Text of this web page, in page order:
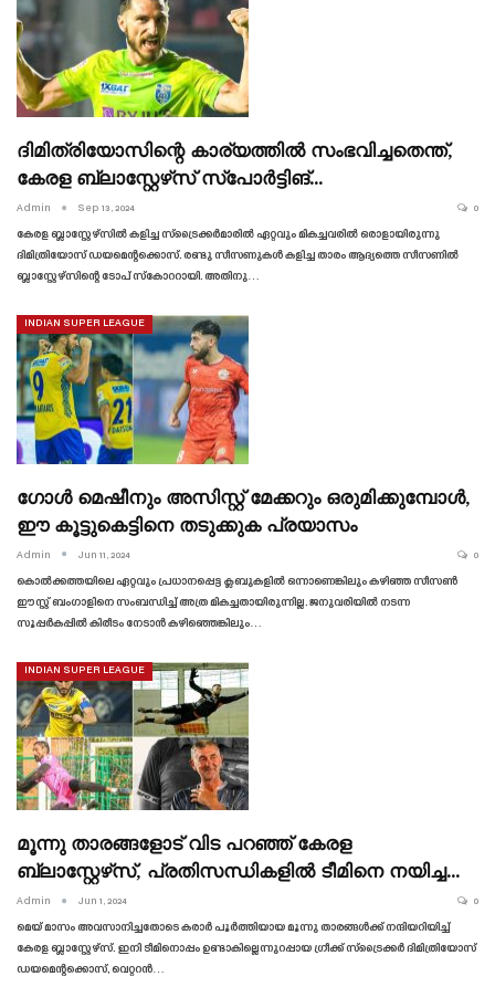
ദിമിത്രിയോസിന്റെ കാര്യത്തിൽ സംഭവിച്ചതെന്ത്,
കേരള ബ്ലാസ്റ്റേഴ്‌സ് സ്പോർട്ടിങ്…
Admin Sep 13, 2024 0
കേരള ബ്ലാസ്റ്റേഴ്‌സിൽ കളിച്ച സ്‌ട്രൈക്കർമാരിൽ ഏറ്റവും മികച്ചവരിൽ ഒരാളായിരുന്നു
ദിമിത്രിയോസ് ഡയമെന്റക്കൊസ്. രണ്ടു സീസണുകൾ കളിച്ച താരം ആദ്യത്തെ സീസണിൽ
ബ്ലാസ്റ്റേഴ്‌സിന്റെ ടോപ് സ്കോററായി. അതിനു…
INDIAN SUPER LEAGUE
ഗോൾ മെഷീനും അസിസ്റ്റ് മേക്കറും ഒരുമിക്കുമ്പോൾ,
ഈ കൂട്ടുകെട്ടിനെ തടുക്കുക പ്രയാസം
Admin Jun 11, 2024 0
കൊൽക്കത്തയിലെ ഏറ്റവും പ്രധാനപ്പെട്ട ക്ലബുകളിൽ ഒന്നാണെങ്കിലും കഴിഞ്ഞ സീസൺ
ഈസ്റ്റ് ബംഗാളിനെ സംബന്ധിച്ച് അത്ര മികച്ചതായിരുന്നില്ല. ജനുവരിയിൽ നടന്ന
സൂപ്പർകപ്പിൽ കിരീടം നേടാൻ കഴിഞ്ഞെങ്കിലും…
INDIAN SUPER LEAGUE
മൂന്നു താരങ്ങളോട് വിട പറഞ്ഞ് കേരള
ബ്ലാസ്റ്റേഴ്‌സ്, പ്രതിസന്ധികളിൽ ടീമിനെ നയിച്ച…
Admin Jun 1, 2024 0
മെയ് മാസം അവസാനിച്ചതോടെ കരാർ പൂർത്തിയായ മൂന്നു താരങ്ങൾക്ക് നന്ദിയറിയിച്ച്
കേരള ബ്ലാസ്റ്റേഴ്‌സ്. ഇനി ടീമിനൊപ്പം ഉണ്ടാകില്ലെന്നുറപ്പായ ഗ്രീക്ക് സ്‌ട്രൈക്കർ ദിമിത്രിയോസ്
ഡയമെന്റക്കൊസ്, വെറ്ററൻ…